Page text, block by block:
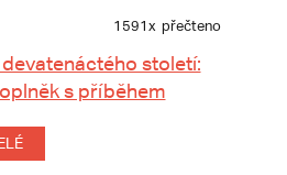
1591x přečteno
století:
s příběhem